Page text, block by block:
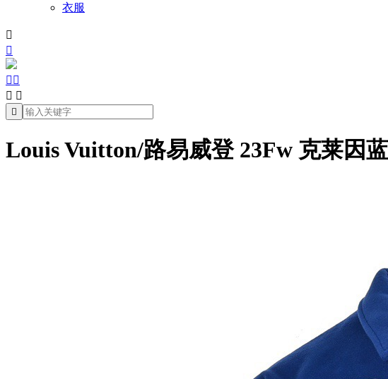
衣服


 
 

Louis Vuitton/路易威登 23Fw 克莱因